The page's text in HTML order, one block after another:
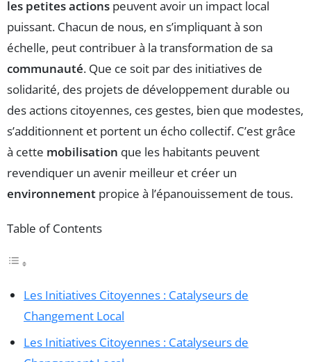
les petites actions peuvent avoir un impact local
puissant. Chacun de nous, en s’impliquant à son
échelle, peut contribuer à la transformation de sa
communauté. Que ce soit par des initiatives de
solidarité, des projets de développement durable ou
des actions citoyennes, ces gestes, bien que modestes,
s’additionnent et portent un écho collectif. C’est grâce
à cette mobilisation que les habitants peuvent
revendiquer un avenir meilleur et créer un
environnement propice à l’épanouissement de tous.
Table of Contents
Les Initiatives Citoyennes : Catalyseurs de
Changement Local
Les Initiatives Citoyennes : Catalyseurs de